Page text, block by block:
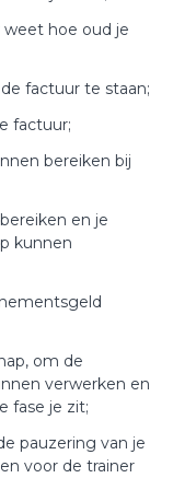
hoe oud je
factuur te staan;
factuur;
bereiken bij
en je
kunnen
om de
verwerken en
fase je zit;
pauzering van je
voor de trainer